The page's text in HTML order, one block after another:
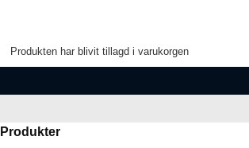
Produkten har blivit tillagd i varukorgen
Produkter